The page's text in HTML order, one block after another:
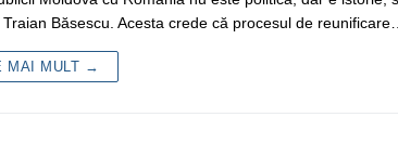
Băsescu. Acesta crede că procesul de reunificare…
MAI MULT →